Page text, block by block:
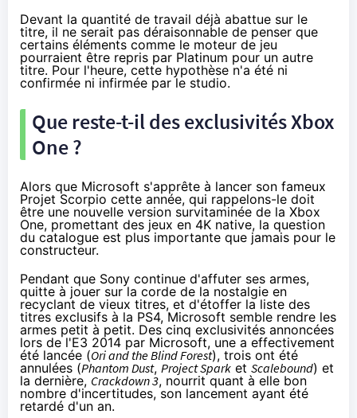
Devant la quantité de travail déjà abattue sur le
titre, il ne serait pas déraisonnable de penser que
certains éléments comme le moteur de jeu
pourraient être repris par Platinum pour un autre
titre. Pour l'heure, cette hypothèse n'a été ni
confirmée ni infirmée par le studio.
Que reste-t-il des exclusivitésXbox
One?
Alors que Microsoft s'apprête à lancer son fameux
Projet Scorpio cette année, qui rappelons-le doit
être une nouvelle version survitaminée de la Xbox
One, promettant des jeux en 4K native, la question
du catalogue est plus importante que jamais pour le
constructeur.
Pendant que Sony continue d'affuter ses armes,
quitte à jouer sur la corde de la nostalgie en
recyclant de vieux titres, et d'étoffer la liste des
titres exclusifs à la PS4, Microsoft semble rendre les
armes petit à petit. Des cinq exclusivités annoncées
lors de l'E3 2014 par Microsoft, une a effectivement
été lancée (Ori and the Blind Forest), trois ont été
annulées (Phantom Dust, Project Spark et Scalebound) et
la dernière, Crackdown 3, nourrit quant à elle bon
nombre d'incertitudes, son lancement ayant été
retardé d'un an.